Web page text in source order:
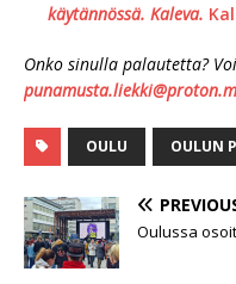
käy­tän­nös­sä. Kaleva.
Onko sinulla palautetta?
OULU OULUN
Oulussa